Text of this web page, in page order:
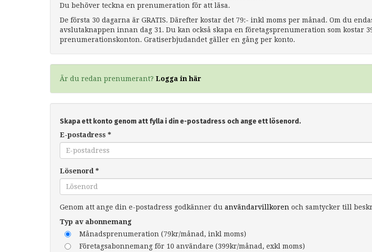
Du behöver teckna en prenumeration för att läsa.
De första 30 dagarna är GRATIS. Därefter kostar det 79:- inkl moms per månad. Om du
avslutaknappen innan dag 31. Du kan också skapa en företagsprenumeration som kostar
prenumerationskonton. Gratiserbjudandet gäller en gång per konto.
Är du redan prenumerant? Logga in här
Skapa ett konto genom att fylla i din e-postadress och ange ett lösenord.
E-postadress *
Lösenord *
Genom att ange din e-postadress godkänner du användarvillkoren och samtycker till
Typ av abonnemang
Månadsprenumeration (79kr/månad, inkl moms)
Företagsabonnemang för 10 användare (399kr/månad, exkl moms)